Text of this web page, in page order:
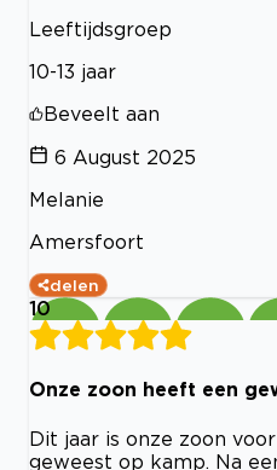
Leeftijdsgroep
10-13 jaar
Beveelt aan
6 August 2025
Melanie
Amersfoort
delen
10
Onze zoon heeft een
Dit jaar is onze zoon
geweest op kamp. Na